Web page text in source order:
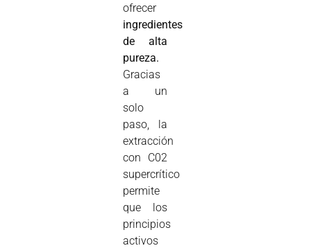
ofrecer
ingredientes
de alta
pureza.
Gracias
a un
solo
paso, la
extracción
con C02
supercrítico
permite
que los
principios
activos